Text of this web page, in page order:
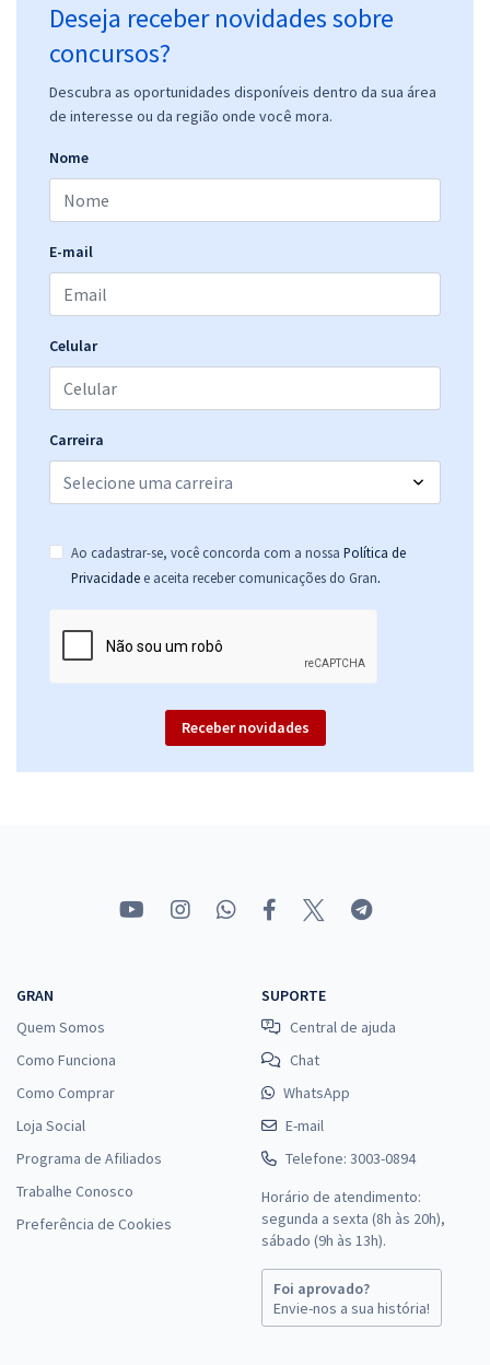
Deseja receber novidades sobre
concursos?
Descubra as oportunidades disponíveis dentro da sua área
de interesse ou da região onde você mora.
Nome
E-mail
Celular
Carreira
Ao cadastrar-se, você concorda com a nossa Política de
Privacidade e aceita receber comunicações do Gran.
Receber novidades
GRAN
Quem Somos
Como Funciona
Como Comprar
Loja Social
Programa de Afiliados
Trabalhe Conosco
Preferência de Cookies
SUPORTE
Central de ajuda
Chat
WhatsApp
E-mail
Telefone: 3003-0894
Horário de atendimento:
segunda a sexta (8h às 20h),
sábado (9h às 13h).
Foi aprovado?
Envie-nos a sua história!